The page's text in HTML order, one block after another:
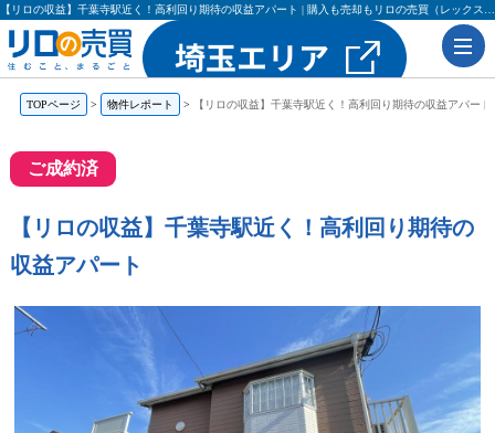
TOPページ 物件レポート 【リロの収益】千葉寺駅近く！高利回り期待の収益アパート
ご成約済
【リロの収益】千葉寺駅近く！高利回り期待の
収益アパート